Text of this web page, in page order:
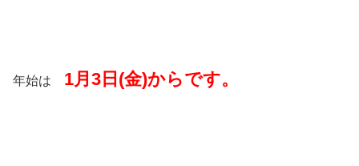
年始は 1月3日(金)からです。